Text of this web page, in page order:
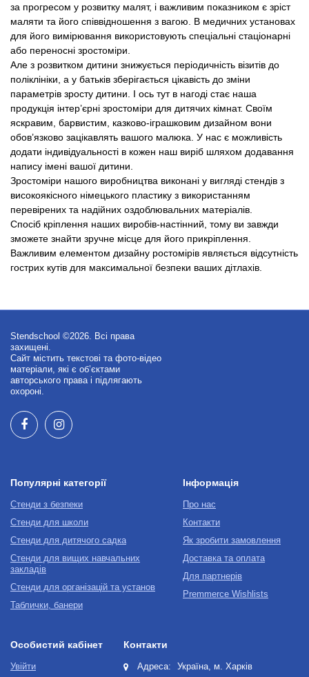
за прогресом у розвитку малят, і важливим показником є зріст
маляти та його співвідношення з вагою. В медичних установах
для його вимірювання використовують спеціальні стаціонарні
або переносні зростоміри.
Але з розвитком дитини знижується періодичність візитів до
поліклініки, а у батьків зберігається цікавість до зміни
параметрів зросту дитини. І ось тут в нагоді стає наша
продукція інтер’єрні зростоміри для дитячих кімнат. Своїм
яскравим, барвистим, казково-іграшковим дизайном вони
обов’язково зацікавлять вашого малюка. У нас є можливість
додати індивідуальності в кожен наш виріб шляхом додавання
напису імені вашої дитини.
Зростоміри нашого виробництва виконані у вигляді стендів з
високоякісного німецького пластику з використанням
перевірених та надійних оздоблювальних матеріалів.
Спосіб кріплення наших виробів-настінний, тому ви завжди
зможете знайти зручне місце для його прикріплення.
Важливим елементом дизайну ростомірів являється відсутність
гострих кутів для максимальної безпеки ваших дітлахів.
Stendschool ©2026. Всі права
захищені.
Сайт містить текстові та фото-відео
матеріали, які є об’єктами
авторського права і підлягають
охороні.
Популярні категорії
Стенди з безпеки
Стенди для школи
Стенди для дитячого садка
Стенди для вищих навчальних
закладів
Стенди для організацій та установ
Таблички, банери
Інформація
Про нас
Контакти
Як зробити замовлення
Доставка та оплата
Для партнерів
Premmerce Wishlists
Особистий кабінет
Увійти
Контакти
Адреса:
Україна, м. Харків